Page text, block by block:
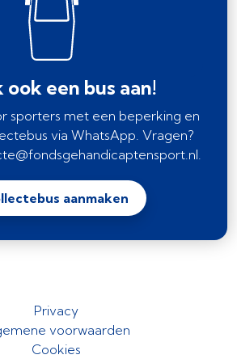
ook een bus aan!
sporters met een beperking en
via WhatsApp. Vragen?
aanmaken
Privacy
voorwaarden
Cookies